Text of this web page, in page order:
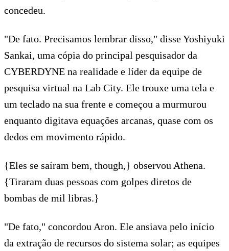
concedeu.
"De fato. Precisamos lembrar disso," disse Yoshiyuki
Sankai, uma cópia do principal pesquisador da
CYBERDYNE na realidade e líder da equipe de
pesquisa virtual na Lab City. Ele trouxe uma tela e
um teclado na sua frente e começou a murmurou
enquanto digitava equações arcanas, quase com os
dedos em movimento rápido.
{Eles se saíram bem, though,} observou Athena.
{Tiraram duas pessoas com golpes diretos de
bombas de mil libras.}
"De fato," concordou Aron. Ele ansiava pelo início
da extração de recursos do sistema solar; as equipes